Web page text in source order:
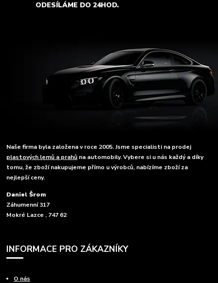
ODESÍLÁME DO 24HOD.
Naše firma byla založena v roce 2005. Jsme specialisti na prodej
plastových lemů a prahů na automobily. Vybere si u nás každý a díky
tomu, že zboží nakupujeme přímo u výrobců, nabízíme zboží za
nejlepší ceny.
Daniel Šrom
Záhumenní 317
Mokré Lazce , 747 62
INFORMACE PRO ZÁKAZNÍKY
O nás